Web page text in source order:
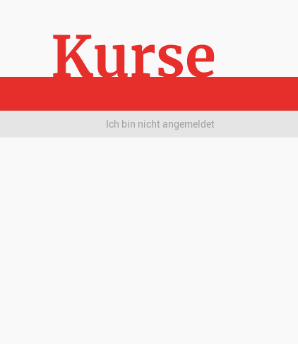
Ich bin nicht angemeldet